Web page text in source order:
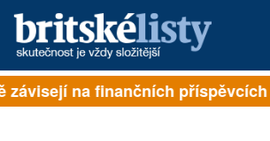
PŘIHLÁSIT
na finančních